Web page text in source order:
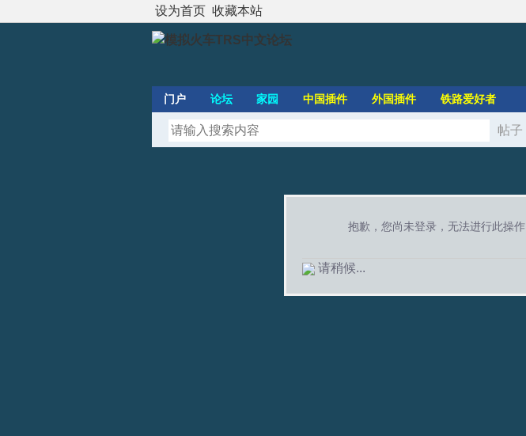
设为首页 收藏本站
门户 论坛 家园 中国插件 外国插件 铁路爱好者
帖子
抱歉，您尚未登录，无法进行此操作
请稍候...